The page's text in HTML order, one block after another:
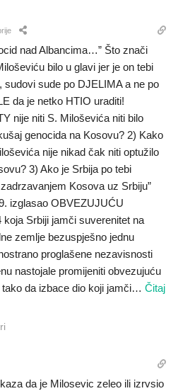
nad Albancima…” Što znači
bilo u glavi jer je on tebi
sudovi sude po DJELIMA a ne po
da je netko HTIO uraditi!
nije niti S. Miloševića niti bilo
genocida na Kosovu? 2) Kako
nije nikad čak niti optužilo
3) Ako je Srbija po tebi
Kosova uz Srbiju”
izglasao OBVEZUJUĆU
Srbiji jamči suverenitet na
zemlje bezuspješno jednu
proglašene nezavisnosti
nastojale promijeniti obvezujuću
da izbace dio koji jamči… Čitaj
da je Milosevic zeleo ili izrvsio